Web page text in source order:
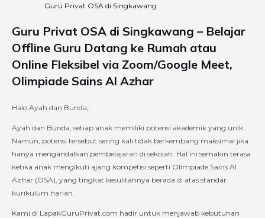
Guru Privat OSA di Singkawang
Guru Privat OSA di Singkawang – Belajar
Offline Guru Datang ke Rumah atau
Online Fleksibel via Zoom/Google Meet,
Olimpiade Sains Al Azhar
Halo Ayah dan Bunda,
Ayah dan Bunda, setiap anak memiliki potensi akademik yang unik.
Namun, potensi tersebut sering kali tidak berkembang maksimal jika
hanya mengandalkan pembelajaran di sekolah. Hal ini semakin terasa
ketika anak mengikuti ajang kompetisi seperti Olimpiade Sains Al
Azhar (OSA), yang tingkat kesulitannya berada di atas standar
kurikulum harian.
Kami di LapakGuruPrivat.com hadir untuk menjawab kebutuhan